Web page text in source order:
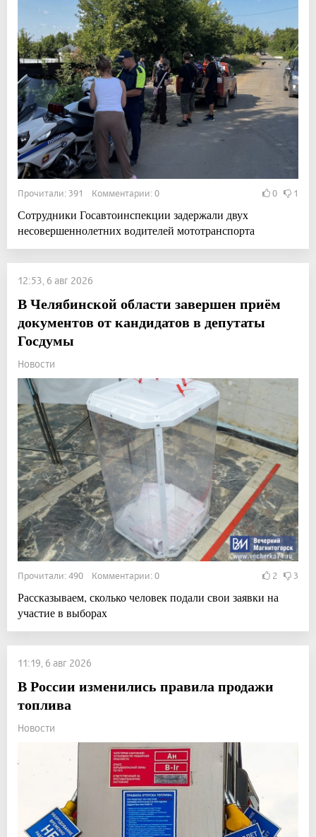
Прочитали: 391 Комментарии: 0 0 1
Сотрудники Госавтоинспекции задержали двух
несовершеннолетних водителей мототранспорта
12:53, 6 авг 2026
В Челябинской области завершен приём
документов от кандидатов в депутаты
Госдумы
Новости
Прочитали: 490 Комментарии: 0 2 3
Рассказываем, сколько человек подали свои заявки на
участие в выборах
11:19, 6 авг 2026
В России изменились правила продажи
топлива
Новости